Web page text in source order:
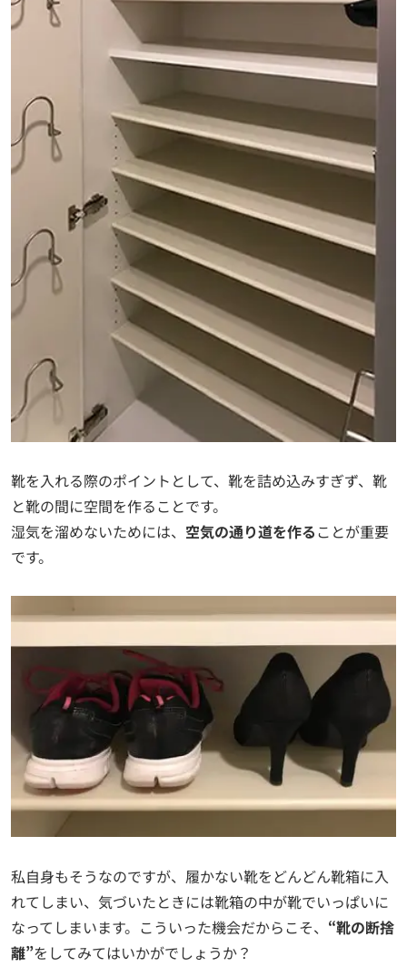
靴を入れる際のポイントとして、靴を詰め込みすぎず、靴
と靴の間に空間を作ることです。
湿気を溜めないためには、 空気の通り道を作ることが重要
です。
私自身もそうなのですが、履かない靴をどんどん靴箱に入
れてしまい、気づいたときには靴箱の中が靴でいっぱいに
なってしまいます。こういった機会だからこそ、 “靴の断捨
離”をしてみてはいかがでしょうか？